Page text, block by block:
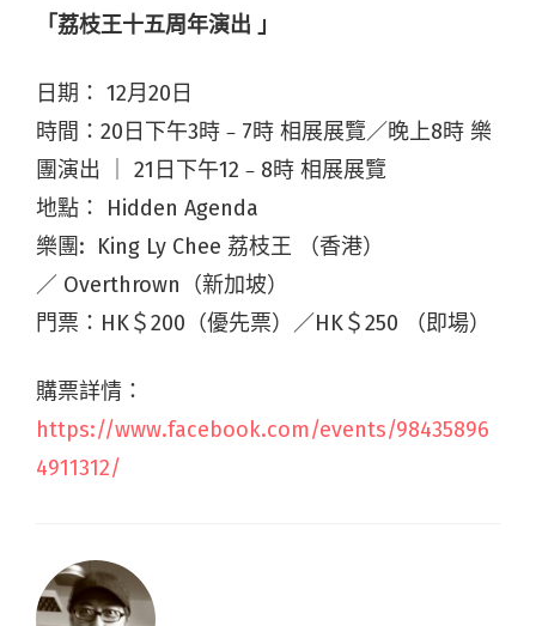
「荔枝王十五周年演出 」
日期： 12月20日
時間：20日下午3時﹣ 7時 相展展覽／晚上8時 樂
團演出 ｜ 21日下午12﹣8時 相展展覽
地點：
Hidden Agenda
樂團: King Ly Chee 荔枝王
（香港）
／ Overthrown （新加坡）
門票： HK＄200 （優先票）／HK＄250 （即場）
購票詳情：
https://www.facebook.com/events/98435896
4911312/